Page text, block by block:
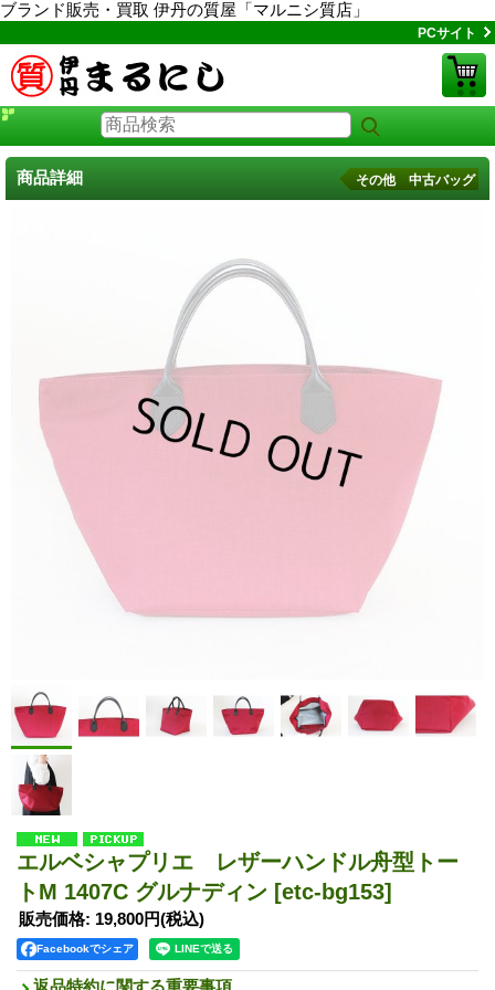
ブランド販売・買取 伊丹の質屋「マルニシ質店」
PCサイト
商品詳細 その他 中古バッグ
エルベシャプリエ レザーハンドル舟型トー
トM 1407C グルナディン [etc-bg153]
販売価格: 19,800円(税込)
Facebookでシェア
返品特約に関する重要事項